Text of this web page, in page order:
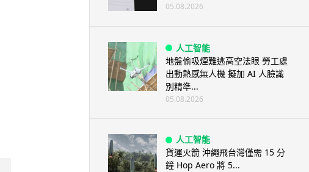
05.08.2026
人工智能
地盤偷吸煙難逃高空法眼 勞工處
出動熱感無人機 擬加 AI 人臉識
別精準...
05.08.2026
人工智能
貨運火箭 沖繩飛台灣僅需 15 分
鐘 Hop Aero 將 5...